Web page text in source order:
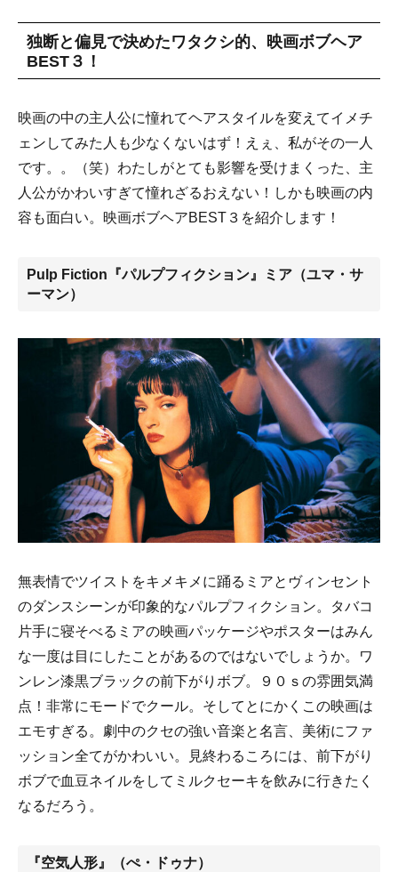
独断と偏見で決めたワタクシ的、映画ボブヘア
BEST３！
映画の中の主人公に憧れてヘアスタイルを変えてイメチ
ェンしてみた人も少なくないはず！えぇ、私がその一人
です。。（笑）わたしがとても影響を受けまくった、主
人公がかわいすぎて憧れざるおえない！しかも映画の内
容も面白い。映画ボブヘアBEST３を紹介します！
Pulp Fiction『パルプフィクション』ミア（ユマ・サ
ーマン）
無表情でツイストをキメキメに踊るミアとヴィンセント
のダンスシーンが印象的なパルプフィクション。タバコ
片手に寝そべるミアの映画パッケージやポスターはみん
な一度は目にしたことがあるのではないでしょうか。ワ
ンレン漆黒ブラックの前下がりボブ。９０ｓの雰囲気満
点！非常にモードでクール。そしてとにかくこの映画は
エモすぎる。劇中のクセの強い音楽と名言、美術にファ
ッション全てがかわいい。見終わるころには、前下がり
ボブで血豆ネイルをしてミルクセーキを飲みに行きたく
なるだろう。
『空気人形』（ぺ・ドゥナ）